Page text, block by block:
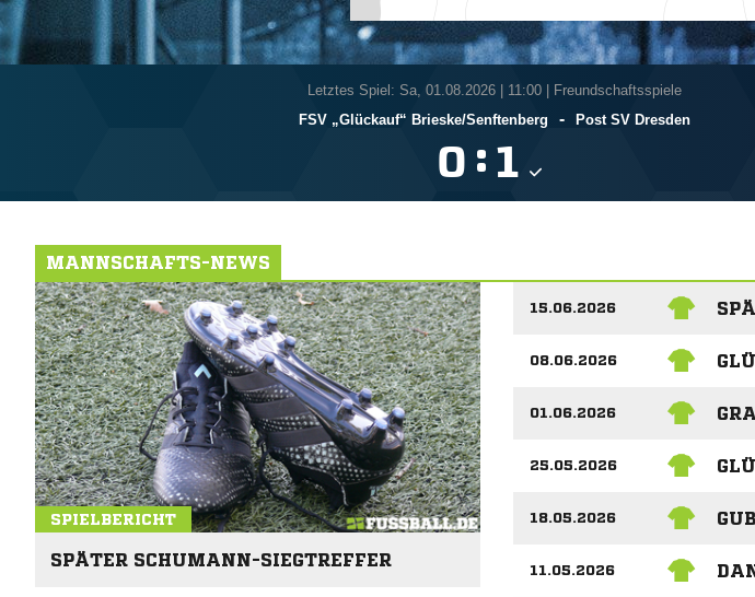
Letztes Spiel: Sa, 01.08.2026
11:00 | Freundschaftsspiele
FSV „Glückauf“ Brieske/​Senftenberg
- Post SV Dresden
 : 
MANNSCHAFTS-NEWS
SPIELBERICHT
SPÄTER SCHUMANN-SIEGTREFFER
15.06.2026
08.06.2026
01.06.2026
25.05.2026
18.05.2026
11.05.2026